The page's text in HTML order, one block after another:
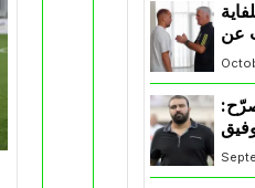
عن
مع
في